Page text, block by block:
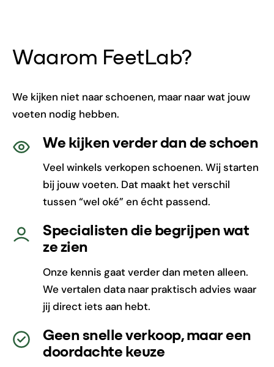
Waarom FeetLab?
We kijken niet naar schoenen, maar naar wat jouw
voeten nodig hebben.
We kijken verder dan de schoen
Veel winkels verkopen schoenen. Wij starten
bij jouw voeten. Dat maakt het verschil
tussen “wel oké” en écht passend.
Specialisten die begrijpen wat
ze zien
Onze kennis gaat verder dan meten alleen.
We vertalen data naar praktisch advies waar
jij direct iets aan hebt.
Geen snelle verkoop, maar een
doordachte keuze